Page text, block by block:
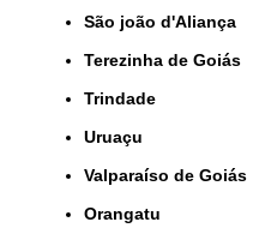
São joão d'Aliança
Terezinha de Goiás
Trindade
Uruaçu
Valparaíso de Goiás
orangatu